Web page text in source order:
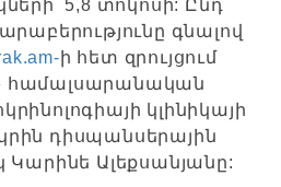
5,8 տոկոսի: Ընդ
գնալով
ի հետ զրույցում
համալսարանական
կլինիկայի
դիսպանսերային
Կարինե Ալեքսանյանը: